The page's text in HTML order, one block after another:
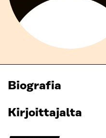
Biografia
Kirjoittajalta